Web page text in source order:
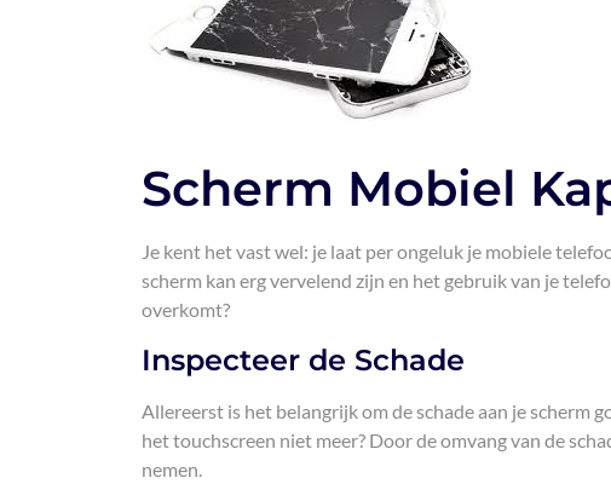
Scherm Mobiel
Je kent het vast wel: je laat per ongeluk je mobiele
scherm kan erg vervelend zijn en het gebruik van je
overkomt?
Inspecteer de Schade
Allereerst is het belangrijk om de schade aan je scherm
het touchscreen niet meer? Door de omvang van de
nemen.